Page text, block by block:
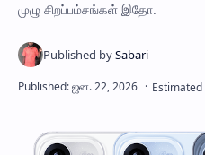
முழு சிறப்பம்சங்கள் இதோ.